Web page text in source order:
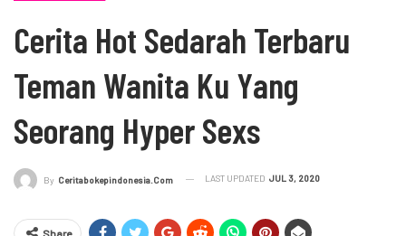
Cerita Hot Sedarah Terbaru
Teman Wanita Ku Yang
Seorang Hyper Sexs
By Ceritabokepindonesia.com LAST UPDATED JUL 3, 2020
Share